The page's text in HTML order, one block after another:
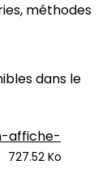
méthodes
dans le
affiche-
727.52 Ko